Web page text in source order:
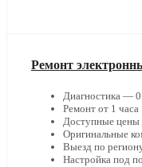
Ремонт
Диагностика —
Ремонт от 1 часа
Доступные цены
Оригинальные
Выезд по
Настройка под